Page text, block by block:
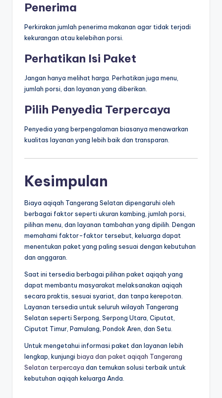
Penerima
Perkirakan jumlah penerima makanan agar tidak terjadi
kekurangan atau kelebihan porsi.
Perhatikan Isi Paket
Jangan hanya melihat harga. Perhatikan juga menu,
jumlah porsi, dan layanan yang diberikan.
Pilih Penyedia Terpercaya
Penyedia yang berpengalaman biasanya menawarkan
kualitas layanan yang lebih baik dan transparan.
Kesimpulan
Biaya aqiqah Tangerang Selatan dipengaruhi oleh
berbagai faktor seperti ukuran kambing, jumlah porsi,
pilihan menu, dan layanan tambahan yang dipilih. Dengan
memahami faktor-faktor tersebut, keluarga dapat
menentukan paket yang paling sesuai dengan kebutuhan
dan anggaran.
Saat ini tersedia berbagai pilihan paket aqiqah yang
dapat membantu masyarakat melaksanakan aqiqah
secara praktis, sesuai syariat, dan tanpa kerepotan.
Layanan tersedia untuk seluruh wilayah Tangerang
Selatan seperti Serpong, Serpong Utara, Ciputat,
Ciputat Timur, Pamulang, Pondok Aren, dan Setu.
Untuk mengetahui informasi paket dan layanan lebih
lengkap, kunjungi biaya dan paket aqiqah Tangerang
Selatan terpercaya dan temukan solusi terbaik untuk
kebutuhan aqiqah keluarga Anda.